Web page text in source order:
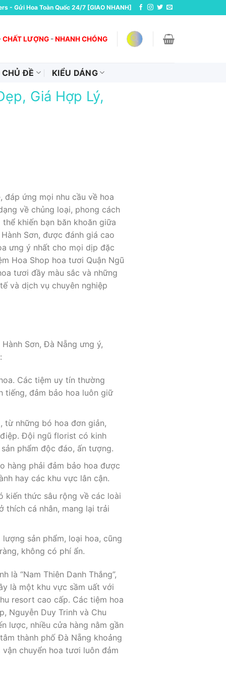
- Gửi Hoa Toàn Quốc 24/7 [GIAO NHANH]
CHẤT LƯỢNG -NHANH CHÓNG
CHỦ ĐỀ KIỂU DÁNG
Giá Hợp Lý,
đáp ứng mọi nhu cầu về hoa
về chủng loại, phong cách
khiến bạn băn khoăn giữa
Sơn, được đánh giá cao
ưng ý nhất cho mọi dịp đặc
Hoa Shop hoa tươi Quận Ngũ
tươi đầy màu sắc và những
và dịch vụ chuyên nghiệp
Sơn, Đà Nẵng ưng ý,
Các tiệm uy tín thường
tiếng, đảm bảo hoa luôn giữ
những bó hoa đơn giản,
Đội ngũ florist có kinh
phẩm độc đáo, ấn tượng.
hàng phải đảm bảo hoa được
hay các khu vực lân cận.
kiến thức sâu rộng về các loài
thích cá nhân, mang lại trải
sản phẩm, loại hoa, cũng
không có phí ẩn.
là “Nam Thiên Danh Thắng”,
là một khu vực sầm uất với
resort cao cấp. Các tiệm hoa
Nguyễn Duy Trinh và Chu
lược, nhiều cửa hàng nằm gần
thành phố Đà Nẵng khoảng
chuyển hoa tươi luôn đảm